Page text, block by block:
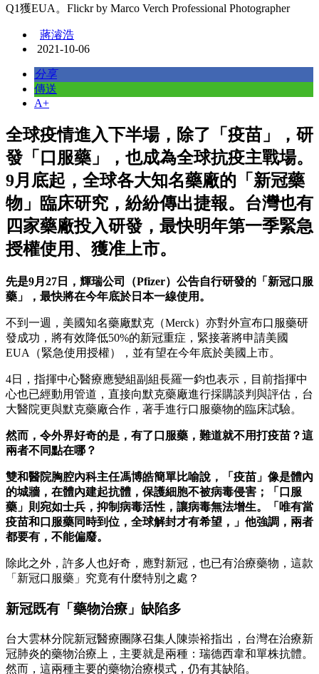
Q1獲EUA。Flickr by Marco Verch Professional Photographer
蔣濬浩
2021-10-06
分享
傳送
A+
全球疫情進入下半場，除了「疫苗」，研
發「口服藥」，也成為全球抗疫主戰場。
9月底起，全球各大知名藥廠的「新冠藥
物」臨床研究，紛紛傳出捷報。台灣也有
四家藥廠投入研發，最快明年第一季緊急
授權使用、獲准上市。
先是9月27日，輝瑞公司（Pfizer）公告自行研發的「新冠口服
藥」，最快將在今年底於日本一線使用。
不到一週，美國知名藥廠默克（Merck）亦對外宣布口服藥研
發成功，將有效降低50%的新冠重症，緊接著將申請美國
EUA（緊急使用授權），並有望在今年底於美國上市。
4日，指揮中心醫療應變組副組長羅一鈞也表示，目前指揮中
心也已經動用管道，直接向默克藥廠進行採購談判與評估，台
大醫院更與默克藥廠合作，著手進行口服藥物的臨床試驗。
然而，令外界好奇的是，有了口服藥，難道就不用打疫苗？這
兩者不同點在哪？
雙和醫院胸腔內科主任馮博皓簡單比喻說，「疫苗」像是體內
的城牆，在體內建起抗體，保護細胞不被病毒侵害；「口服
藥」則宛如士兵，抑制病毒活性，讓病毒無法增生。「唯有當
疫苗和口服藥同時到位，全球解封才有希望，」他強調，兩者
都要有，不能偏廢。
除此之外，許多人也好奇，應對新冠，也已有治療藥物，這款
「新冠口服藥」究竟有什麼特別之處？
新冠既有「藥物治療」缺陷多
台大雲林分院新冠醫療團隊召集人陳崇裕指出，台灣在治療新
冠肺炎的藥物治療上，主要就是兩種：瑞德西韋和單株抗體。
然而，這兩種主要的藥物治療模式，仍有其缺陷。